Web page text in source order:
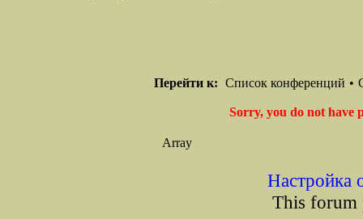
Перейти к: Список конференций •
Sorry, you do not have
Array
Настройка
This